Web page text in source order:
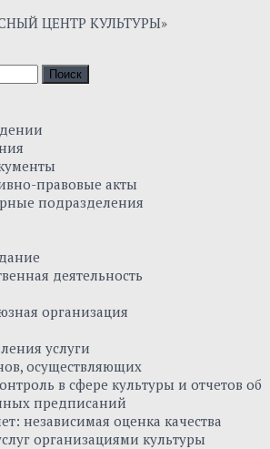
правовые акты
подразделения
деятельность
организация
услуги
осуществляющих
в сфере культуры и отчетов об
предписаний
независимая оценка качества
организациями культуры